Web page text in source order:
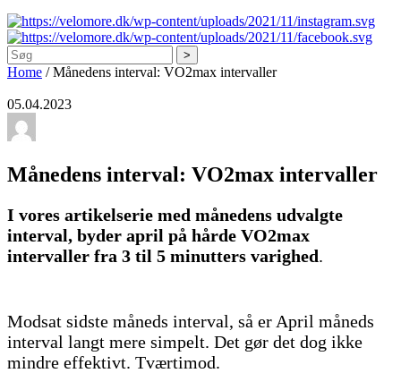
Søg
Home /Månedens interval: VO2max intervaller
05.04.2023
Månedens interval: VO2max intervaller
I vores artikelserie med månedens udvalgte
interval, byder april på hårde VO2max
intervaller fra 3 til 5 minutters varighed.
Modsat sidste måneds interval, så er April måneds
interval langt mere simpelt. Det gør det dog ikke
mindre effektivt. Tværtimod.